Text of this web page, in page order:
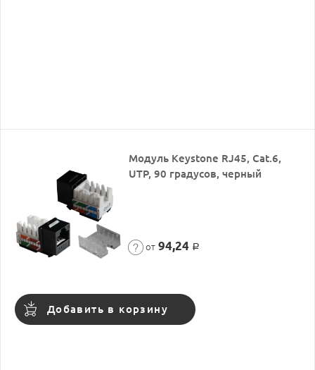
Модуль Keystone RJ45, Cat.6,
UTP, 90 градусов, черный
от 94,24 Р
Добавить в корзину